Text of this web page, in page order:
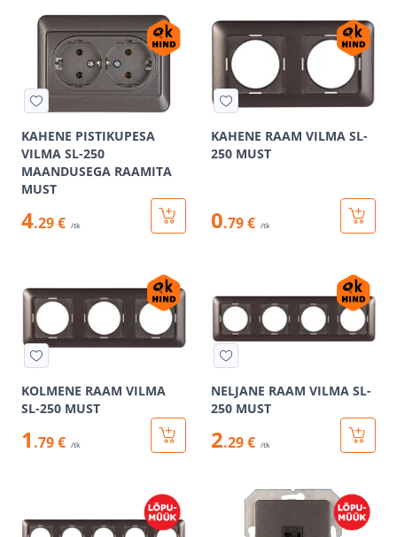
KAHENE PISTIKUPESA
VILMA SL-250
MAANDUSEGA RAAMITA
MUST
4.29 € /tk
KAHENE RAAM VILMA SL-
250 MUST
0.79 € /tk
KOLMENE RAAM VILMA
SL-250 MUST
1 .79 € /tk
NELJANE RAAM VILMA SL-
250 MUST
2.29 € /tk